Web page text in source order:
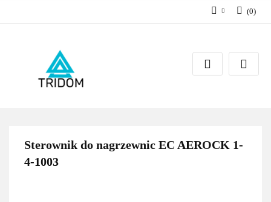
Dodaj zgłoszenie
(0)
Sterownik do nagrzewnic EC AEROCK 1-
4-1003